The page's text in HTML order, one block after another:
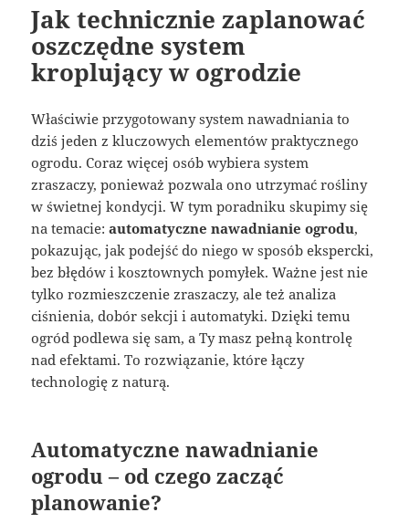
Jak technicznie zaplanować
oszczędne system
kroplujący w ogrodzie
Właściwie przygotowany system nawadniania to
dziś jeden z kluczowych elementów praktycznego
ogrodu. Coraz więcej osób wybiera system
zraszaczy, ponieważ pozwala ono utrzymać rośliny
w świetnej kondycji. W tym poradniku skupimy się
na temacie:automatyczne nawadnianie ogrodu,
pokazując, jak podejść do niego w sposób ekspercki,
bez błędów i kosztownych pomyłek. Ważne jest nie
tylko rozmieszczenie zraszaczy, ale też analiza
ciśnienia, dobór sekcji i automatyki. Dzięki temu
ogród podlewa się sam, a Ty masz pełną kontrolę
nad efektami. To rozwiązanie, które łączy
technologię z naturą.
Automatyczne nawadnianie
ogrodu – od czego zacząć
planowanie?